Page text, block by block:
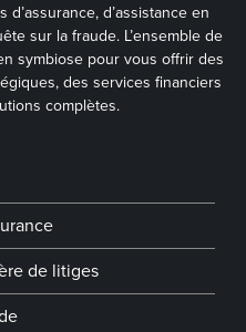
d’assurance, d’assistance en
sur la fraude. L’ensemble de
symbiose pour vous offrir des
des services financiers
complètes.
de litiges